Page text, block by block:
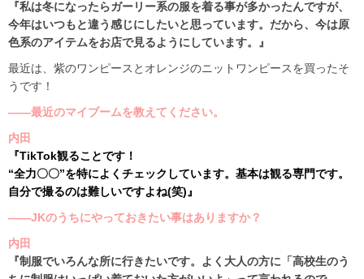
『私は冬になったらガーリー系の服を着る事が多かったんですが、
今年はいつもと違う感じにしたいと思っています。だから、今は原
色系のアイテムをお店で見るようにしています。』
最近は、紫のワンピースとオレンジのニットワンピースを買ったそ
うです！
――最近のマイブームを教えてください。
内田
『TikTok観ることです！
“全力〇〇”を特によくチェックしています。基本は観る専門です。
自分で撮るのは難しいですよね(笑)』
――JKのうちにやっておきたい事はありますか？
内田
『制服でいろんな所に行きたいです。よく大人の方に「高校生のう